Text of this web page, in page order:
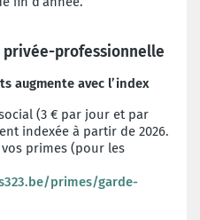
professionnelle
augmente avec l’index
(3 € par jour et par
indexée à partir de 2026.
primes (pour les
primes/garde-